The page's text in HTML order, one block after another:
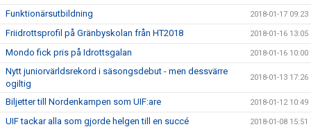
Funktionärsutbildning 2018-01-17 09:23
Friidrottsprofil på Gränbyskolan från HT2018 2018-01-16 13:05
Mondo fick pris på Idrottsgalan 2018-01-16 10:00
Nytt juniorvärldsrekord i säsongsdebut - men dessvärre
ogiltig
2018-01-13 17:26
Biljetter till Nordenkampen som UIF:are 2018-01-12 10:49
UIF tackar alla som gjorde helgen till en succé 2018-01-08 15:51